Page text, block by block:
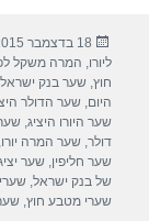
e
b
o
o
k
פורסם
בתאריך
18 בדצמבר 2015
ליורו, המרה משקל
חוץ,שער בנק ישראל
היום,שער הדולר
שער היורו היציג,
דולר,שער המרה יורו
שער חליפין,שער
של בנק ישראל,
שערי מטבע חוץ,